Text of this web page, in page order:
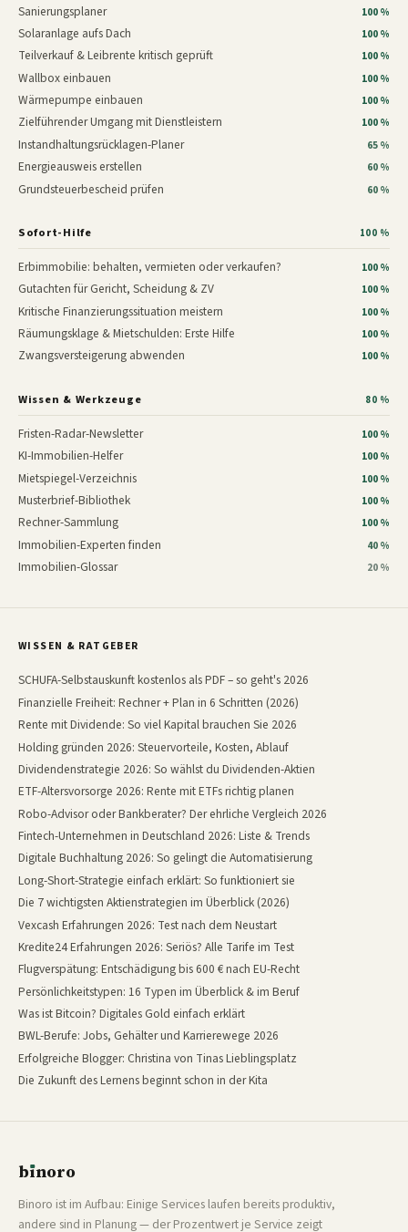
Sanierungsplaner 100 %
Solaranlage aufs Dach 100 %
Teilverkauf & Leibrente kritisch geprüft 100 %
Wallbox einbauen 100 %
Wärmepumpe einbauen 100 %
Zielführender Umgang mit Dienstleistern 100 %
Instandhaltungsrücklagen-Planer 65 %
Energieausweis erstellen 60 %
Grundsteuerbescheid prüfen 60 %
Sofort-Hilfe 100 %
Erbimmobilie: behalten, vermieten oder verkaufen? 100 %
Gutachten für Gericht, Scheidung & ZV 100 %
Kritische Finanzierungssituation meistern 100 %
Räumungsklage & Mietschulden: Erste Hilfe 100 %
Zwangsversteigerung abwenden 100 %
Wissen & Werkzeuge 80 %
Fristen-Radar-Newsletter 100 %
KI-Immobilien-Helfer 100 %
Mietspiegel-Verzeichnis 100 %
Musterbrief-Bibliothek 100 %
Rechner-Sammlung 100 %
Immobilien-Experten finden 40 %
Immobilien-Glossar 20 %
WISSEN & RATGEBER
SCHUFA-Selbstauskunft kostenlos als PDF – so geht's 2026
Finanzielle Freiheit: Rechner + Plan in 6 Schritten (2026)
Rente mit Dividende: So viel Kapital brauchen Sie 2026
Holding gründen 2026: Steuervorteile, Kosten, Ablauf
Dividendenstrategie 2026: So wählst du Dividenden-Aktien
ETF-Altersvorsorge 2026: Rente mit ETFs richtig planen
Robo-Advisor oder Bankberater? Der ehrliche Vergleich 2026
Fintech-Unternehmen in Deutschland 2026: Liste & Trends
Digitale Buchhaltung 2026: So gelingt die Automatisierung
Long-Short-Strategie einfach erklärt: So funktioniert sie
Die 7 wichtigsten Aktienstrategien im Überblick (2026)
Vexcash Erfahrungen 2026: Test nach dem Neustart
Kredite24 Erfahrungen 2026: Seriös? Alle Tarife im Test
Flugverspätung: Entschädigung bis 600 € nach EU-Recht
Persönlichkeitstypen: 16 Typen im Überblick & im Beruf
Was ist Bitcoin? Digitales Gold einfach erklärt
BWL-Berufe: Jobs, Gehälter und Karrierewege 2026
Erfolgreiche Blogger: Christina von Tinas Lieblingsplatz
Die Zukunft des Lernens beginnt schon in der Kita
bınoro
Binoro ist im Aufbau: Einige Services laufen bereits produktiv,
andere sind in Planung — der Prozentwert je Service zeigt